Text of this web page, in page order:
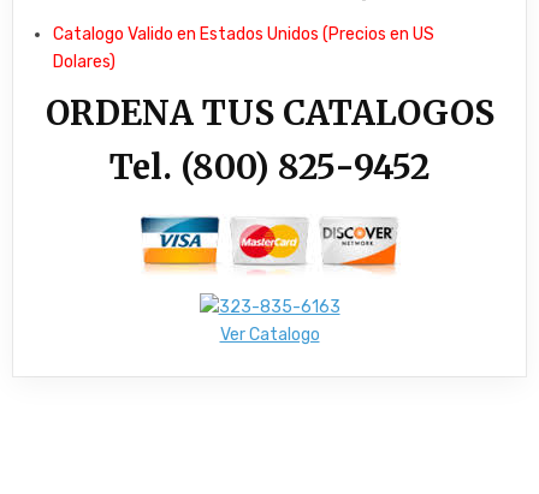
Catalogo Valido en Estados Unidos (Precios en US
Dolares)
ORDENA TUS CATALOGOS
Tel. (800) 825-9452
Ver Catalogo